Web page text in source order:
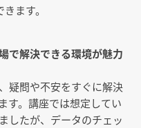
ます。
解決できる環境が魅力
疑問や不安をすぐに解決
す。講座では想定してい
したが、データのチェッ